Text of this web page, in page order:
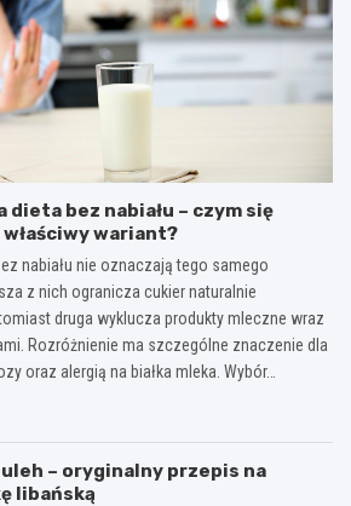
dieta bez nabiału – czym się
wariant?
nabiału nie oznaczają tego samego
z nich ogranicza cukier naturalnie
druga wyklucza produkty mleczne wraz
Rozróżnienie ma szczególne znaczenie dla
oraz alergią na białka mleka. Wybór…
– oryginalny przepis na
libańską